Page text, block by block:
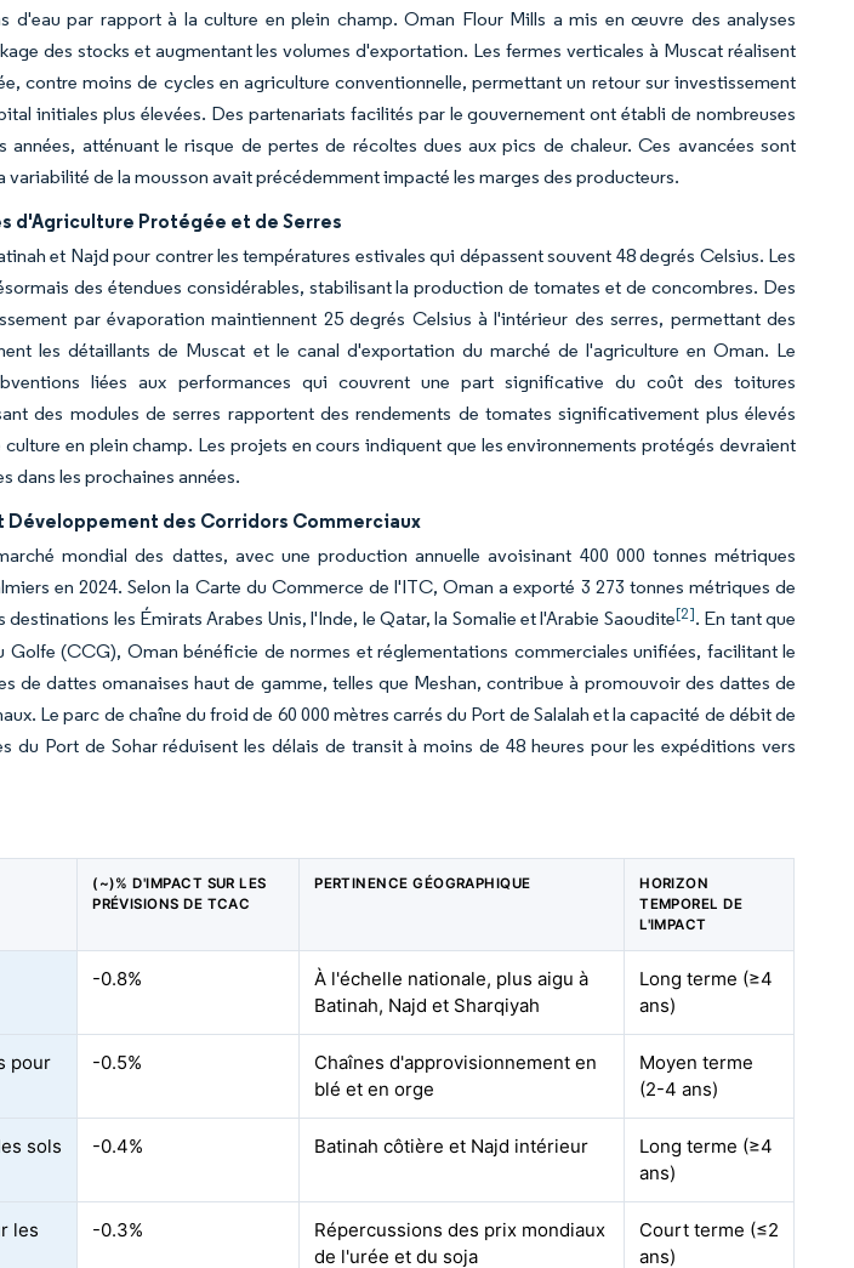
d'eau par rapport à la culture en plein champ. Oman Flour Mills a mis en œuvre des analyses
des stocks et augmentant les volumes d'exportation. Les fermes verticales à Muscat réalisent
contre moins de cycles en agriculture conventionnelle, permettant un retour sur investissement
initiales plus élevées. Des partenariats facilités par le gouvernement ont établi de nombreuses
années, atténuant le risque de pertes de récoltes dues aux pics de chaleur. Ces avancées sont
de la mousson avait précédemment impacté les marges des producteurs.
d'Agriculture Protégée et de Serres
et Najd pour contrer les températures estivales qui dépassent souvent 48 degrés Celsius. Les
des étendues considérables, stabilisant la production de tomates et de concombres. Des
par évaporation maintiennent 25 degrés Celsius à l'intérieur des serres, permettant des
les détaillants de Muscat et le canal d'exportation du marché de l'agriculture en Oman. Le
liées aux performances qui couvrent une part significative du coût des toitures
des modules de serres rapportent des rendements de tomates significativement plus élevés
en plein champ. Les projets en cours indiquent que les environnements protégés devraient
dans les prochaines années.
des Corridors Commerciaux
mondial des dattes, avec une production annuelle avoisinant 400 000 tonnes métriques
en 2024. Selon la Carte du Commerce de l'ITC, Oman a exporté 3 273 tonnes métriques de
les Émirats Arabes Unis, l'Inde, le Qatar, la Somalie et l'Arabie Saoudite[2]. En tant que
(CCG), Oman bénéficie de normes et réglementations commerciales unifiées, facilitant le
de dattes omanaises haut de gamme, telles que Meshan, contribue à promouvoir des dattes de
Le parc de chaîne du froid de 60 000 mètres carrés du Port de Salalah et la capacité de débit de
du Port de Sohar réduisent les délais de transit à moins de 48 heures pour les expéditions vers
(~)% D'IMPACT SUR LES
PRÉVISIONS DE TCAC
PERTINENCE GÉOGRAPHIQUE
HORIZON
TEMPOREL DE
L'IMPACT
-0.8%
À l'échelle nationale, plus aigu à
Batinah, Najd et Sharqiyah
Long terme (≥4
ans)
pour
-0.5%
Chaînes d'approvisionnement en
blé et en orge
Moyen terme
(2-4 ans)
sols -0.4% Batinah côtière et Najd intérieur
Long terme (≥4
ans)
les
-0.3%
Répercussions des prix mondiaux
de l'urée et du soja
Court terme (≤2
ans)